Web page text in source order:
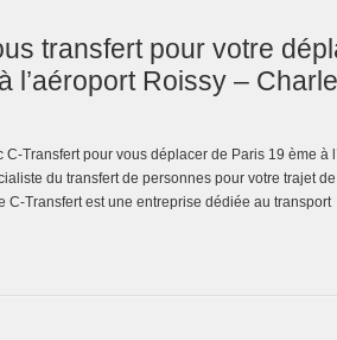
transfert pour votre
l’aéroport Roissy –
C-Transfert pour vous déplacer de Paris 19 ème à
du transfert de personnes pour votre trajet
C-Transfert est une entreprise dédiée au transport